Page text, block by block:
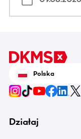
Polska
Działaj